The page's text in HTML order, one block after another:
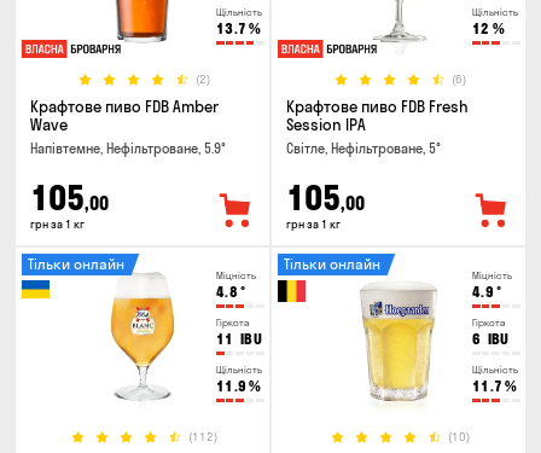
Щільність
13.7 %
(2)
Крафтове пиво FDB Amber
Wave
Напівтемне, Нефільтроване, 5.9°
105,00
грн за 1 кг
Щільність
12 %
(6)
Крафтове пиво FDB Fresh
Session IPA
Світле, Нефільтроване, 5°
105,00
грн за 1 кг
Міцність
4.8 °
Гіркота
11 IBU
Щільність
11.9 %
(112)
Тільки онлайн
Міцність
4.9 °
Гіркота
6 IBU
Щільність
11.7 %
(10)
Тільки онлайн